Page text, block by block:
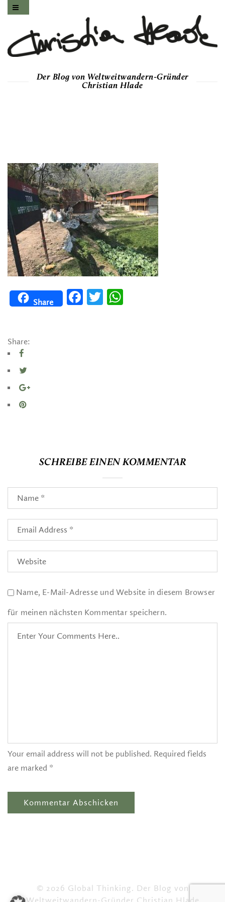
Der Blog von Weltweitwandern-Gründer
Christian Hlade
Share
FacebookTwitter
Share:
SCHREIBE EINEN KOMMENTAR
Name, E-Mail-Adresse und Website in diesem Browser
für meinen nächsten Kommentar speichern.
Your email address will not be published. Required fields
are marked *
© 2026 Global Thinking. Der Blog von
Weltweitwandern-Gründer Christian Hlade